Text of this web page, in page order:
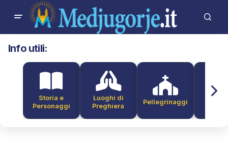
Info utili:
Storia e
Personaggi
Luoghi di
Preghiera
Pellegrinaggi